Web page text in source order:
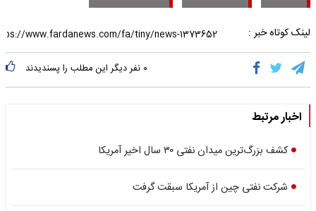
لینک کوتاه خبر :
۰ نفر دیگر این مطلب را پسندیدند
اخبار مرتبط
کشف بزرگ‌ترین میدان نفتی ۳۰ سال اخیر آمریکا
شرکت نفتی چین از آمریکا سبقت گرفت